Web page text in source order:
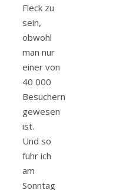
Fleck zu
sein,
obwohl
man nur
einer von
40 000
Besuchern
gewesen
ist.
Und so
fuhr ich
am
Sonntag